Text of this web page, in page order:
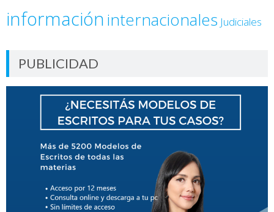
informacióninternacionales Judiciales
PUBLICIDAD